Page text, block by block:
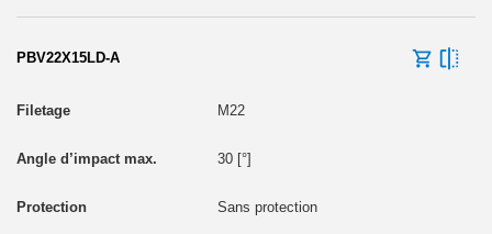
PBV22X15LD-A
M22
30 [°]
Sans protection